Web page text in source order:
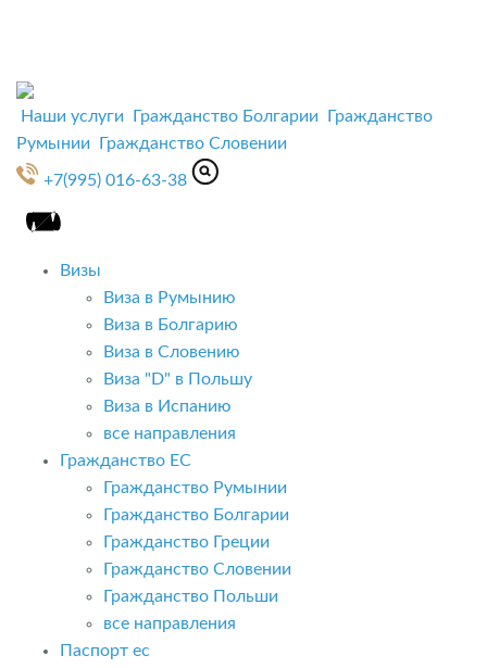
Наши услуги Гражданство Болгарии
Гражданство
Румынии
Гражданство Словении
+7(995) 016-63-38
Визы
Виза в Румынию
Виза в Болгарию
Виза в Словению
Виза "D" в Польшу
Виза в Испанию
все направления
Гражданство ЕС
Гражданство Румынии
Гражданство Болгарии
Гражданство Греции
Гражданство Словении
Гражданство Польши
все направления
Паспорт ес